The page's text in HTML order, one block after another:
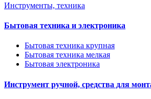
Инструменты, техника
Бытовая техника и электроника
Бытовая техника крупная
Бытовая техника мелкая
Бытовая электроника
Инструмент ручной, средства для